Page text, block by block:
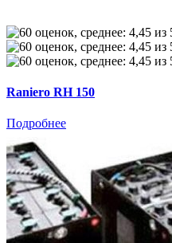
Raniero RH 150
Подробнее